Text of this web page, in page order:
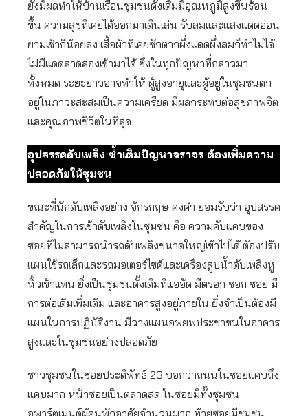
ยังมีผลทำให้บ้านเรือนชุมชนดั่งเดิมมีอุณหภูมิสูงขึ้นร้อน
ขึ้น ความสุขที่เคยได้ออกมาเดินเล่น รับลมและแสงแดดอ่อน
ยามเช้าก็น้อยลง เสื้อผ้าที่เคยซักตากผึ่งแดดผึ่งลมก็ทำไม่ได้
ไม่มีแดดสาดส่องเข้ามาได้ ซึ่งในทุกปัญหาที่กล่าวมา
ทั้งหมด ระยะยาวอาจทำให้ ผู้สูงอายุและผู้อยู่ในชุมชนตก
อยู่ในภาวะสะสมเป็นความเครียด มีผลกระทบต่อสุขภาพจิต
และคุณภาพชีวิตในที่สุด
อุปสรรคดับเพลิง ซ้ำเติมปัญหาจราจร ต้องเพิ่มความ
ปลอดภัยให้ชุมชน
ขณะที่นักดับเพลิงอย่าง จักรกฤษ คงคำ ยอมรับว่า อุปสรรค
สำคัญในการเข้าดับเพลิงในชุมชน คือ ความคับแคบของ
ซอยที่ไม่สามารถนำรถดับเพลิงขนาดใหญ่เข้าไปได้ ต้องปรับ
แผนใช้รถเล็กและรถมอเตอร์ไซค์และเครื่องสูบน้ำดับเพลิงหู
หิ้วเข้าแทน ยิ่งเป็นชุมชนดั้งเดิมที่แออัด มีตรอก ซอก ซอย มี
การต่อเติมเพิ่มเติม และอาคารสูงอยู่ภายใน ยิ่งจำเป็นต้องมี
แผนในการปฏิบัติงาน มีวางแผนอพยพประชาชนในอาคาร
สูงและในชุมชนอย่างปลอดภัย
ชาวชุมชนในซอยประดิพัทธ์ 23 บอกว่าถนนในซอยแคบถึง
แคบมาก หน้าซอยเป็นตลาดสด ในซอยมีทั้งชุมชน